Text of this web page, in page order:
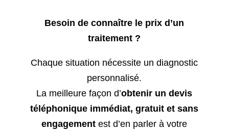
Besoin de connaître le prix d’un
traitement ?
Chaque situation nécessite un diagnostic
personnalisé.
La meilleure façon d’obtenir un devis
téléphonique immédiat, gratuit et sans
engagement est d’en parler à votre